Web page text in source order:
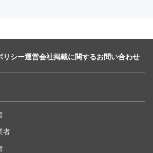
リシー運営会社掲載に関するお問い合わせ
者